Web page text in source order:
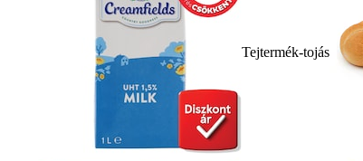
Tejtermék-tojás